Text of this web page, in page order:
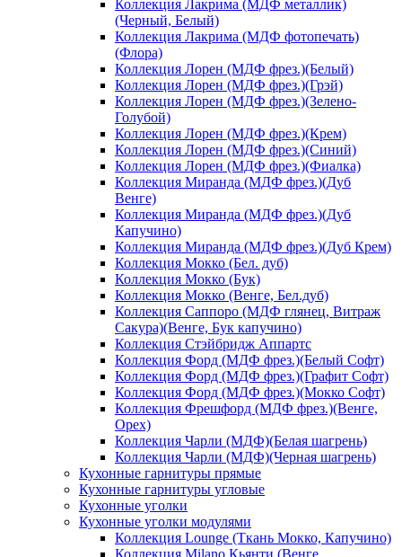
Коллекция Лакрима (МДФ металлик)
(Черный, Белый)
Коллекция Лакрима (МДФ фотопечать)
(Флора)
Коллекция Лорен (МДФ фрез.)(Белый)
Коллекция Лорен (МДФ фрез.)(Грэй)
Коллекция Лорен (МДФ фрез.)(Зелено-
Голубой)
Коллекция Лорен (МДФ фрез.)(Крем)
Коллекция Лорен (МДФ фрез.)(Синий)
Коллекция Лорен (МДФ фрез.)(Фиалка)
Коллекция Миранда (МДФ фрез.)(Дуб
Венге)
Коллекция Миранда (МДФ фрез.)(Дуб
Капучино)
Коллекция Миранда (МДФ фрез.)(Дуб Крем)
Коллекция Мокко (Бел. дуб)
Коллекция Мокко (Бук)
Коллекция Мокко (Венге, Бел.дуб)
Коллекция Саппоро (МДФ глянец, Витраж
Сакура)(Венге, Бук капучино)
Коллекция Стэйбридж Аппартс
Коллекция Форд (МДФ фрез.)(Белый Софт)
Коллекция Форд (МДФ фрез.)(Графит Софт)
Коллекция Форд (МДФ фрез.)(Мокко Софт)
Коллекция Фрешфорд (МДФ фрез.)(Венге,
Орех)
Коллекция Чарли (МДФ)(Белая шагрень)
Коллекция Чарли (МДФ)(Черная шагрень)
Кухонные гарнитуры прямые
Кухонные гарнитуры угловые
Кухонные уголки
Кухонные уголки модулями
Коллекция Lounge (Ткань Мокко, Капучино)
Коллекция Milano Кьянти (Венге,